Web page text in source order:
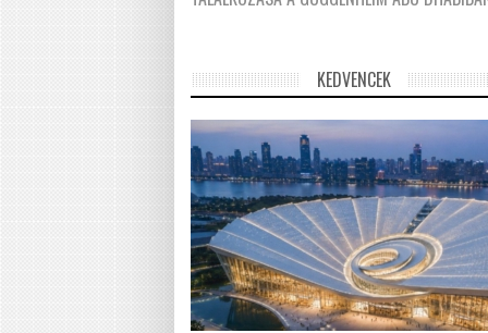
KEDVENCEK